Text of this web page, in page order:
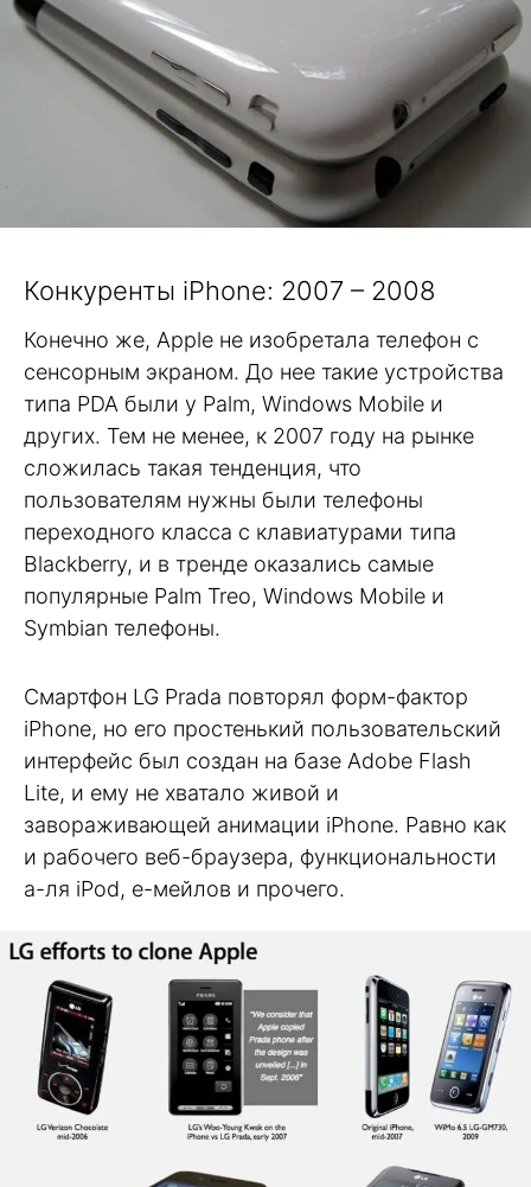
Конкуренты iPhone: 2007 – 2008
Конечно же, Apple не изобретала телефон с
сенсорным экраном. До нее такие устройства
типа PDA были у Palm, Windows Mobile и
других. Тем не менее, к 2007 году на рынке
сложилась такая тенденция, что
пользователям нужны были телефоны
переходного класса с клавиатурами типа
Blackberry, и в тренде оказались самые
популярные Palm Treo, Windows Mobile и
Symbian телефоны.
Смартфон LG Prada повторял форм-фактор
iPhone, но его простенький пользовательский
интерфейс был создан на базе Adobe Flash
Lite, и ему не хватало живой и
завораживающей анимации iPhone. Равно как
и рабочего веб-браузера, функциональности
а-ля iPod, е-мейлов и прочего.